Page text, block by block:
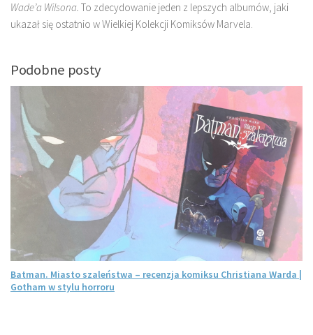
Wade’a Wilsona. To zdecydowanie jeden z lepszych albumów, jaki
ukazał się ostatnio w Wielkiej Kolekcji Komiksów Marvela.
Podobne posty
Batman. Miasto szaleństwa – recenzja komiksu Christiana Warda |
Gotham w stylu horroru